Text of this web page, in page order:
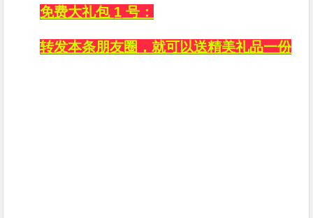
免费大礼包 1 号：
转发本条朋友圈，就可以送精美礼品一份